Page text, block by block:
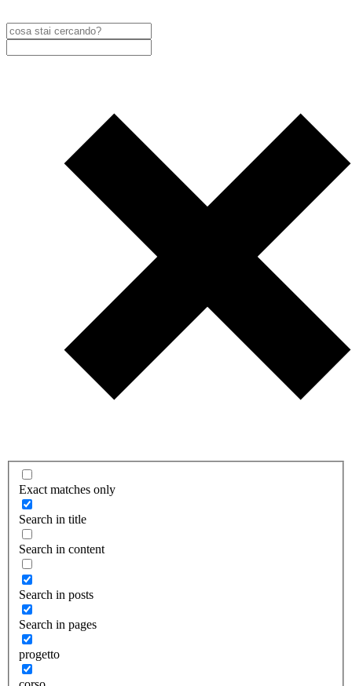
Exact matches only
Search in title
Search in content
Search in posts
Search in pages
progetto